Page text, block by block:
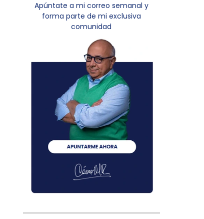
Apúntate a mi correo semanal y
forma parte de mi exclusiva
comunidad